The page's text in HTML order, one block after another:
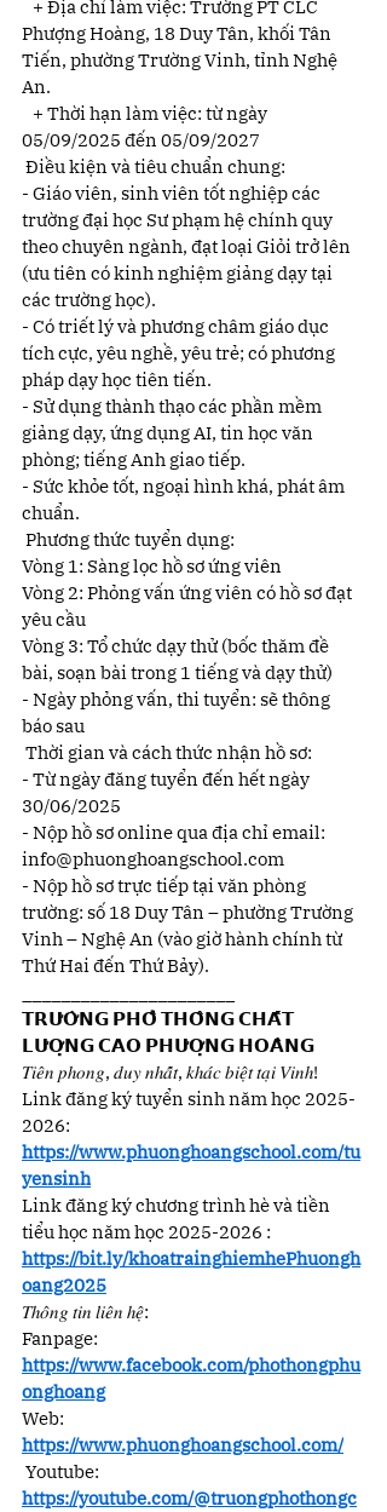
+ Địa chỉ làm việc: Trường PT CLC
Phượng Hoàng, 18 Duy Tân, khối Tân
Tiến, phường Trường Vinh, tỉnh Nghệ
An.
+ Thời hạn làm việc: từ ngày
05/09/2025 đến 05/09/2027
Điều kiện và tiêu chuẩn chung:
- Giáo viên, sinh viên tốt nghiệp các
trường đại học Sư phạm hệ chính quy
theo chuyên ngành, đạt loại Giỏi trở lên
(ưu tiên có kinh nghiệm giảng dạy tại
các trường học).
- Có triết lý và phương châm giáo dục
tích cực, yêu nghề, yêu trẻ; có phương
pháp dạy học tiên tiến.
- Sử dụng thành thạo các phần mềm
giảng dạy, ứng dụng AI, tin học văn
phòng; tiếng Anh giao tiếp.
- Sức khỏe tốt, ngoại hình khá, phát âm
chuẩn.
Phương thức tuyển dụng:
Vòng 1: Sàng lọc hồ sơ ứng viên
Vòng 2: Phỏng vấn ứng viên có hồ sơ đạt
yêu cầu
Vòng 3: Tổ chức dạy thử (bốc thăm đề
bài, soạn bài trong 1 tiếng và dạy thử)
- Ngày phỏng vấn, thi tuyển: sẽ thông
báo sau
Thời gian và cách thức nhận hồ sơ:
- Từ ngày đăng tuyển đến hết ngày
30/06/2025
- Nộp hồ sơ online qua địa chỉ email:
info@phuonghoangschool.com
- Nộp hồ sơ trực tiếp tại văn phòng
trường: số 18 Duy Tân – phường Trường
Vinh – Nghệ An (vào giờ hành chính từ
Thứ Hai đến Thứ Bảy).
𝗧𝗥𝗨̛𝗢̛̀𝗡𝗚 𝗣𝗛𝗢̂̉ 𝗧𝗛𝗢̂𝗡𝗚 𝗖𝗛𝗔̂́𝗧
𝗟𝗨̛𝗢̛̣𝗡𝗚 𝗖𝗔𝗢 𝗣𝗛𝗨̛𝗢̛̣𝗡𝗚 𝗛𝗢𝗔̀𝗡𝗚
𝑇𝑖𝑒̂𝑛 𝑝ℎ𝑜𝑛𝑔, 𝑑𝑢𝑦 𝑛ℎ𝑎̂́𝑡, 𝑘ℎ𝑎́𝑐 𝑏𝑖𝑒̣̂𝑡 𝑡𝑎̣𝑖 𝑉𝑖𝑛ℎ!
Link đăng ký tuyển sinh năm học 2025-
2026:
https://www.phuonghoangschool.com/tu
yensinh
Link đăng ký chương trình hè và tiền
tiểu học năm học 2025-2026 :
https://bit.ly/khoatrainghiemhePhuongh
oang2025
𝑇ℎ𝑜̂𝑛𝑔 𝑡𝑖𝑛 𝑙𝑖𝑒̂𝑛 ℎ𝑒̣̂:
Fanpage:
https://www.facebook.com/phothongphu
onghoang
Web:
https://www.phuonghoangschool.com/
Youtube:
https://youtube.com/@truongphothongc